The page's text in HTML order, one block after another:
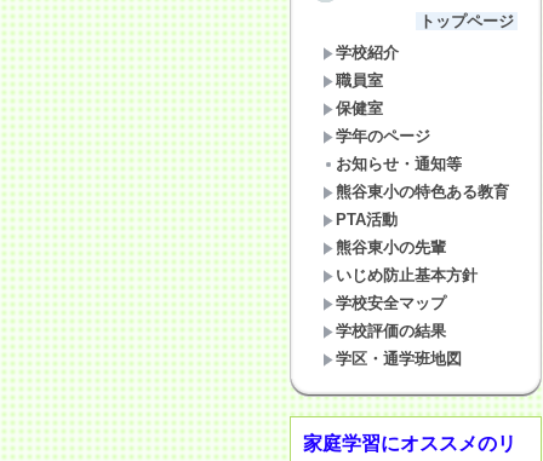
トップページ
学校紹介
職員室
保健室
学年のページ
お知らせ・通知等
熊谷東小の特色ある教育
PTA活動
熊谷東小の先輩
いじめ防止基本方針
学校安全マップ
学校評価の結果
学区・通学班地図
家庭学習にオススメのリ